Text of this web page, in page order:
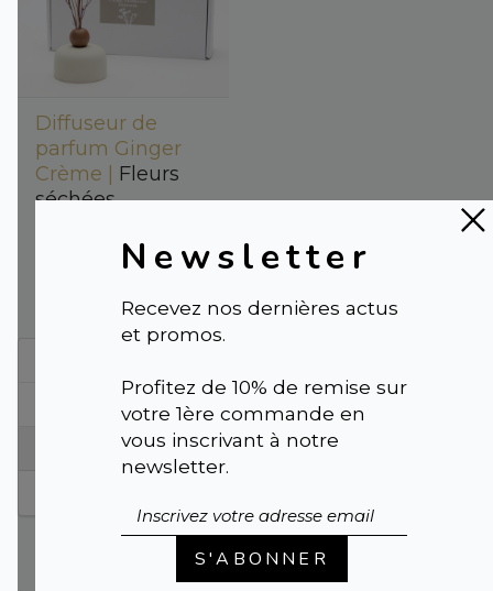
Newsletter
Recevez nos dernières actus
et promos.
Profitez de 10% de remise sur
votre 1ère commande en
vous inscrivant à notre
newsletter.
S'ABONNER
Diffuseur de
parfum Ginger
Crème | Fleurs
séchées
vase décoratif